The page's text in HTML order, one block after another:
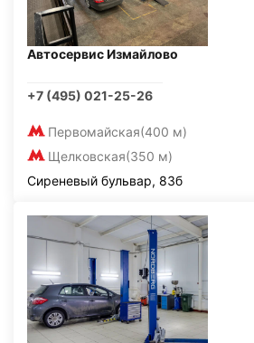
Автосервис Измайлово
+7 (495) 021-25-26
Первомайская(400 м)
Щелковская(350 м)
Сиреневый бульвар, 83б